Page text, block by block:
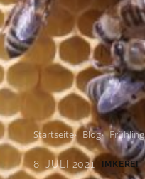
Startseite Blog
8. JULI 2021 IMKEREI